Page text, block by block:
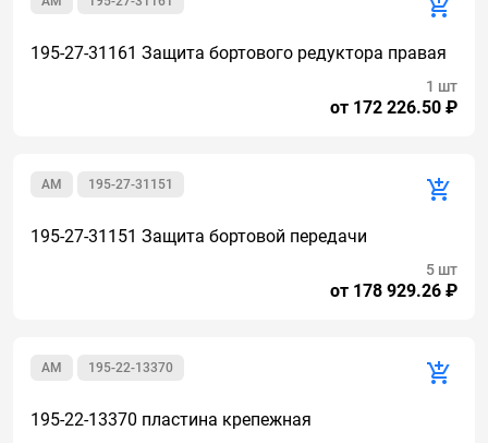
195-27-31161 Защита бортового редуктора правая
от 172 226.50 ₽
1 шт
195-27-31151
AM
195-27-31151 Защита бортовой передачи
от 178 929.26 ₽
5 шт
195-22-13370
AM
195-22-13370 пластина крепежная